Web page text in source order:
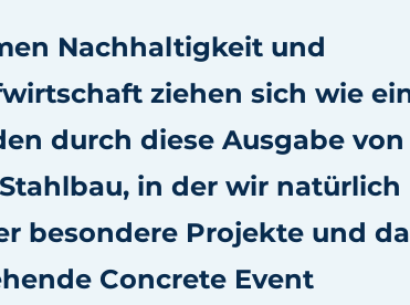
Nachhaltigkeit und
ziehen sich wie
durch diese Ausgabe von
in der wir natürlich
besondere Projekte und
Concrete Event